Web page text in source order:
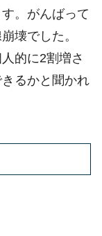
。がんばって
壊でした。
的に2割増さ
るかと聞かれ